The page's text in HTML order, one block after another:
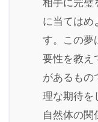
相手に完璧
に当てはめ
す。この夢
要性を教え
があるもの
理な期待を
自然体の関